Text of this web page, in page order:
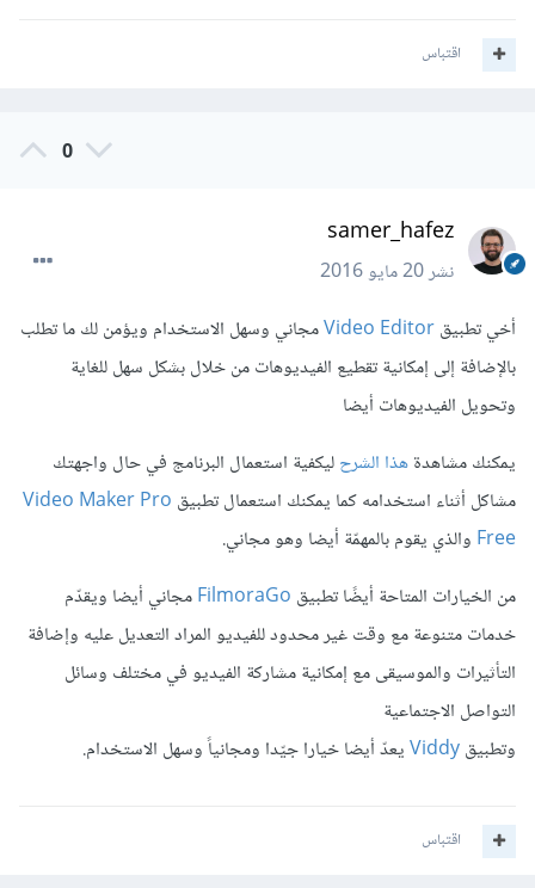
اقتباس
0
samer_hafez
نشر20 مايو 2016
أخي تطبيقVideo Editorمجاني وسهل الاستخدام ويؤمن لك ما تطلب
بالإضافة إلى إمكانية تقطيع الفيديوهات من خلال بشكل سهل للغاية
وتحويل الفيديوهات أيضا
يمكنك مشاهدةهذا الشرحليكفية استعمال البرنامج في حال واجهتك
مشاكل أثناء استخدامه كما يمكنك استعمال تطبيق Video Maker Pro
Freeوالذي يقوم بالمهمّة أيضا وهو مجاني.
من الخيارات المتاحة أيضًا تطبيق FilmoraGoمجاني أيضا ويقدّم
خدمات متنوعة مع وقت غير محدود للفيديو المراد التعديل عليه وإضافة
التأثيرات والموسيقى مع إمكانية مشاركة الفيديو في مختلف وسائل
التواصل الاجتماعية
وتطبيقViddyيعدّ أيضا خيارا جيّدا ومجانياً وسهل الاستخدام.
اقتباس